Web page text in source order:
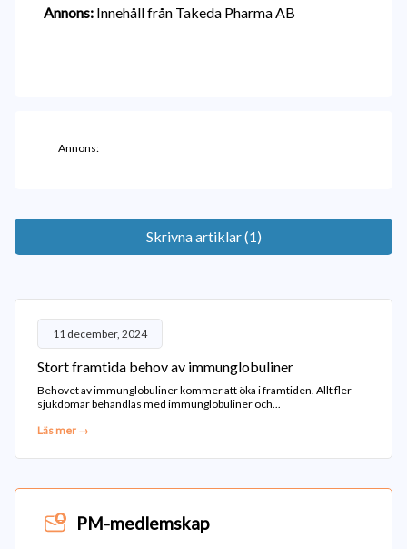
Annons: Innehåll från Takeda Pharma AB
Annons:
Skrivna artiklar (1)
11 december, 2024
Stort framtida behov av immunglobuliner
Behovet av immunglobuliner kommer att öka i framtiden. Allt fler
sjukdomar behandlas med immunglobuliner och...
Läs mer →
PM-medlemskap